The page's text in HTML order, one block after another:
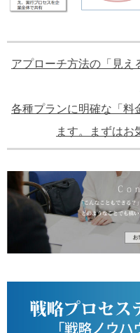
アプローチ方法の「見え
各種プランに明確な「料
ます。まずはお